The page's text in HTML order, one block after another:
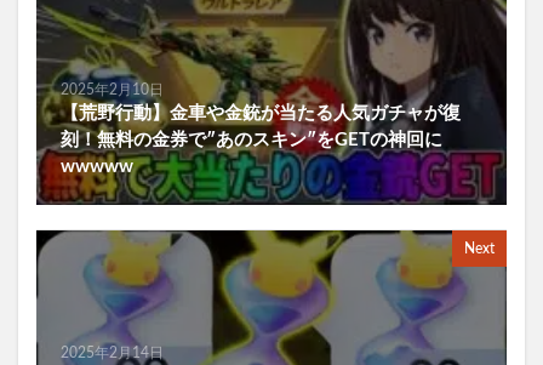
2025年2月10日
【荒野行動】金車や金銃が当たる人気ガチャが復
刻！無料の金券で″あのスキン″をGETの神回に
wwwww
Next
2025年2月14日